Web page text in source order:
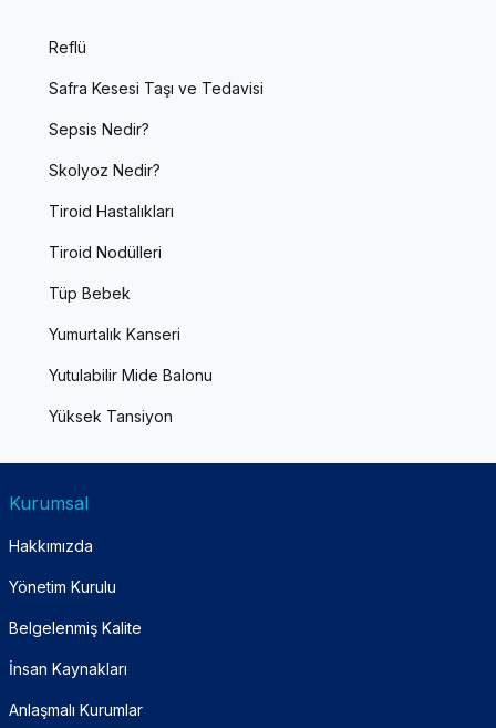
Reflü
Safra Kesesi Taşı ve Tedavisi
Sepsis Nedir?
Skolyoz Nedir?
Tiroid Hastalıkları
Tiroid Nodülleri
Tüp Bebek
Yumurtalık Kanseri
Yutulabilir Mide Balonu
Yüksek Tansiyon
Kurumsal
Hakkımızda
Yönetim Kurulu
Belgelenmiş Kalite
İnsan Kaynakları
Anlaşmalı Kurumlar